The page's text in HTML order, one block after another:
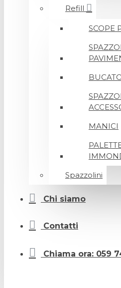
Refill
SCOPE
MANICI
Spazzolini
Chi siamo
Contatti
Chiama ora: 059